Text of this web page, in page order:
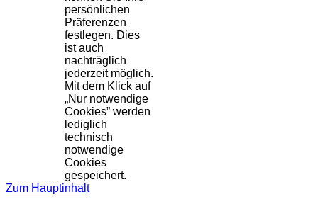
persönlichen
Präferenzen
festlegen. Dies
ist auch
nachträglich
jederzeit möglich.
Mit dem Klick auf
„Nur notwendige
Cookies” werden
lediglich
technisch
notwendige
Cookies
gespeichert.
Zum Hauptinhalt